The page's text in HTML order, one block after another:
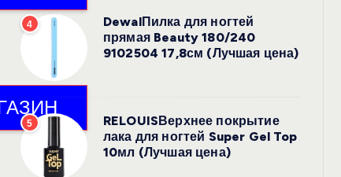
4
DewalПилка для ногтей
прямая Beauty 180/240
9102504 17,8см (Лучшая цена)
5
RELOUISВерхнее покрытие
лака для ногтей Super Gel Top
10мл (Лучшая цена)